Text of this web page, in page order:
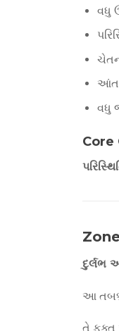
વધુ
વધુ
Core
દુર્લભ
આ
તે ફક્ત